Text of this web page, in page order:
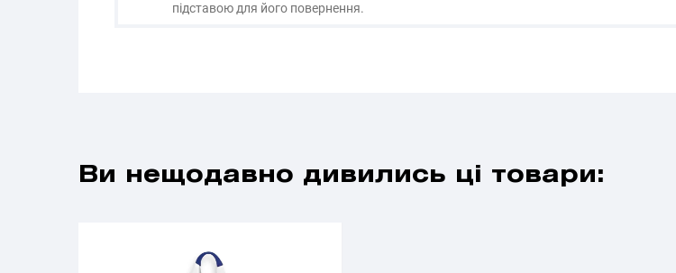
підставою для його повернення.
Ви нещодавно дивились ці товари: